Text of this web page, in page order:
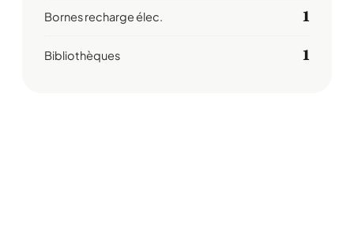
Bornes recharge élec. 1
Bibliothèques 1